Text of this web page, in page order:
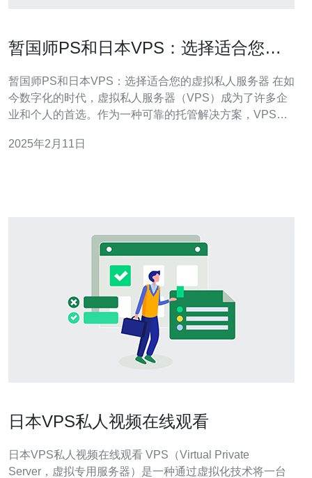
暂国师PS和日本VPS：选择适合您的
暂国师PS和日本VPS：选择适合您的虚拟私人服务器 在如
今数字化的时代，虚拟私人服务器（VPS）成为了许多企
业和个人的首选。作为一种可靠的托管解决方案，VPS提
VPS，并帮助您选择适合您需求的虚拟私人服务器。 暂国
2025年2月11日
日本VPS私人视频在线观看
日本VPS私人视频在线观看 VPS（Virtual Private
Server，虚拟专用服务器）是一种通过虚拟化技术将一台